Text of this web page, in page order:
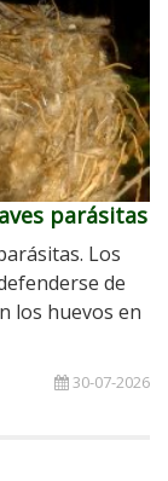
parásitas
Los
de
los huevos en
30-07-2026